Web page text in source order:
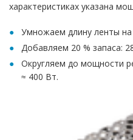
характеристиках указана
Умножаем длину ленты
Добавляем 20 % запаса:
Округляем до мощности
≈ 400 Вт.